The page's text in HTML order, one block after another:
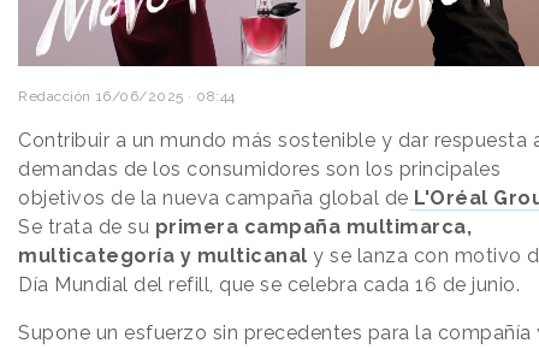
Redacción 16/06/2025 · 08:44
Contribuir a un mundo más sostenible y dar respuesta
demandas de los consumidores son los principales
objetivos de la nueva campaña global de L'Oréal
Se trata de su primera campaña multimarca,
multicategoría y multicanal y se lanza con motivo
Día Mundial del refill, que se celebra cada 16 de junio.
Supone un esfuerzo sin precedentes para la compañía